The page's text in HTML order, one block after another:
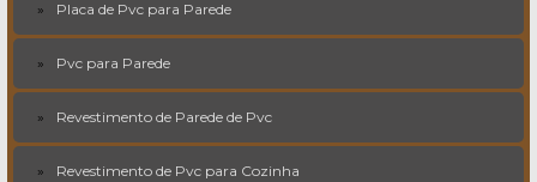
Placa de Pvc para Parede
Pvc para Parede
Revestimento de Parede de Pvc
Revestimento de Pvc para Cozinha